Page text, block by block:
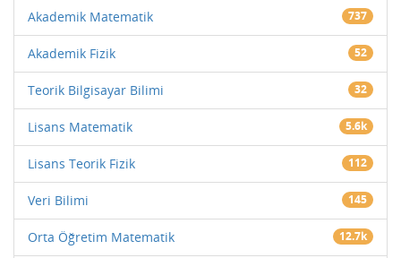
Akademik Matematik 737
Akademik Fizik 52
Teorik Bilgisayar Bilimi 32
Lisans Matematik 5.6k
Lisans Teorik Fizik 112
Veri Bilimi 145
Orta Öğretim Matematik 12.7k